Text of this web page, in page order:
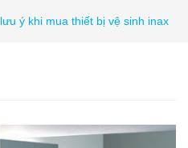
lưu ý khi mua thiết bị vệ sinh inax